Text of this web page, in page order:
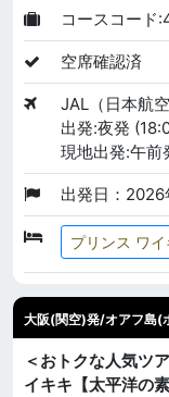
コースコード
空席確認済
JAL（日本航空
出発:夜発
現地出発:午前
出発日：
プリンス ワイ
大阪(関空)発/オアフ島(
＜おトクな人気ツ
イキキ【太平洋の